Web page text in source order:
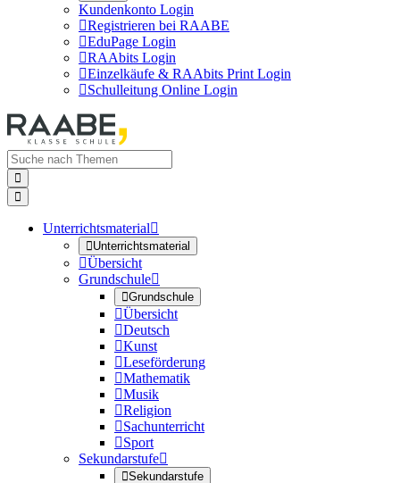
Kundenkonto Login
Registrieren bei RAABE
EduPage Login
RAAbits Login
Einzelkäufe & RAAbits Print Login
Schulleitung Online Login


Unterrichtsmaterial
Unterrichtsmaterial
Übersicht
Grundschule
Grundschule
Übersicht
Deutsch
Kunst
Leseförderung
Mathematik
Musik
Religion
Sachunterricht
Sport
Sekundarstufe
Sekundarstufe